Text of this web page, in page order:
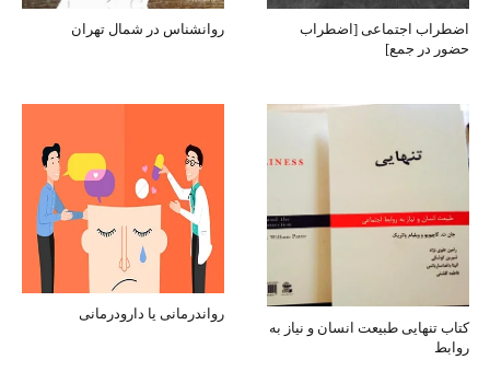
اضطراب اجتماعی [اضطراب
حضور در جمع]
روانشناس در شمال تهران
کتاب تنهایی طبیعت انسان و نیاز به
روابط
رواندرمانی یا دارودرمانی